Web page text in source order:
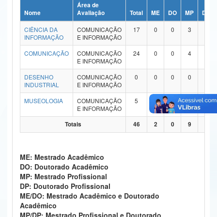
Ministério da Ciência, Tecnologia, Inovações e Comunicações
Ministério do Meio Ambiente
Ministério do Turismo
Ministério do Desenvolvimento Regional
Controladoria-Geral da União
Ministério da Mulher, da Família e dos Direitos Humanos
Gabinete de Segurança Institucional
Advocacia-Geral da União
Banco Central do Brasil
Nome
Área de
Avaliação
Total ME DO MP
DP
CIÊNCIA DA
INFORMAÇÃO
COMUNICAÇÃO
E INFORMAÇÃO
17 0 0 3
COMUNICAÇÃO
COMUNICAÇÃO
E INFORMAÇÃO
24 0 0 4
DESENHO
INDUSTRIAL
COMUNICAÇÃO
E INFORMAÇÃO
0 0 0 0
MUSEOLOGIA
COMUNICAÇÃO
E INFORMAÇÃO
5 2 0 2 0
Totais 46 2 0 9
ME: Mestrado Acadêmico
DO: Doutorado Acadêmico
MP: Mestrado Profissional
DP: Doutorado Profissional
ME/DO: Mestrado Acadêmico e Doutorado
Acadêmico
MP/DP: Mestrado Profissional e Doutorado